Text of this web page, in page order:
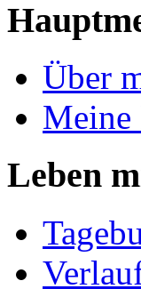
Über
Meine
Leben